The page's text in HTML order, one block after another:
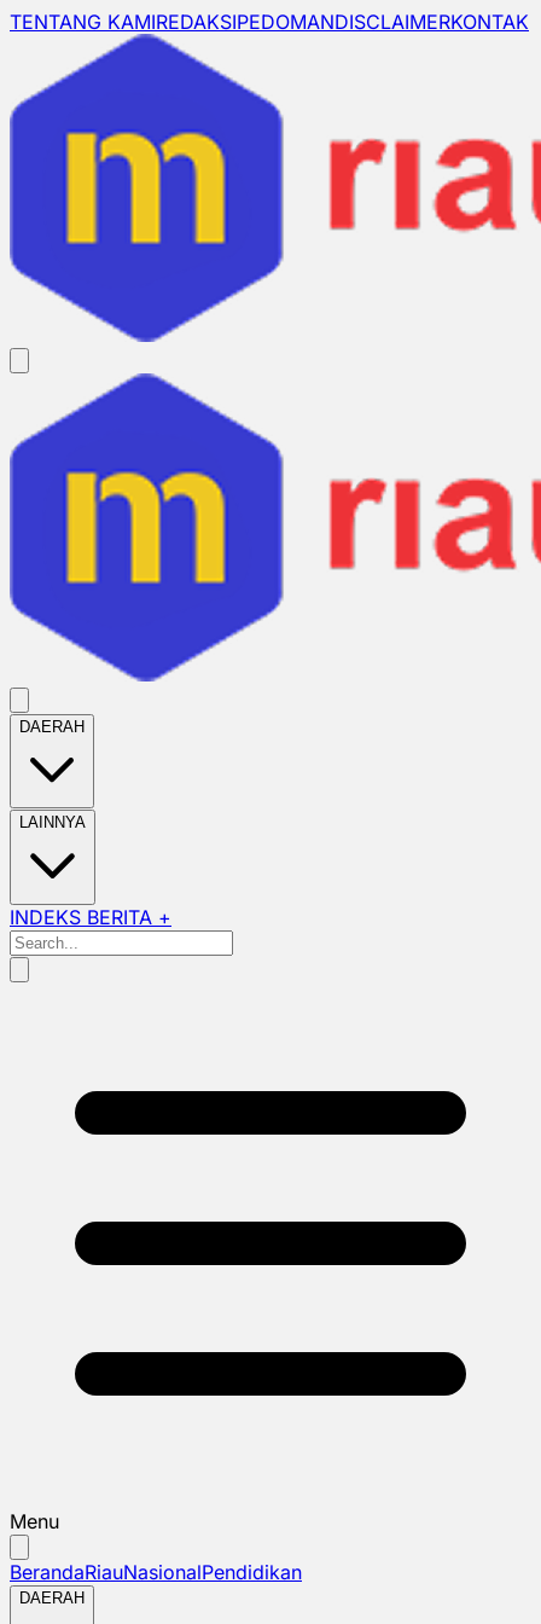
TENTANG KAMIREDAKSIPEDOMANDISCLAIMERKONTAK
DAERAH
LAINNYA
INDEKS BERITA +
Menu
BerandaRiauNasionalPendidikan
DAERAH